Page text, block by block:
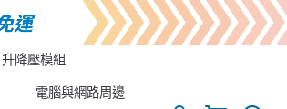
升降壓模組
電腦與網路周邊